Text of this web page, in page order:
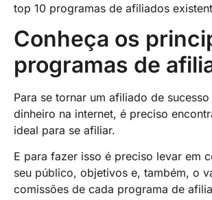
top 10 programas de afiliados
Conheça os
programas de
Para se tornar um afiliado de
dinheiro na internet, é preciso
ideal para se afiliar.
E para fazer isso é preciso levar em
seu público, objetivos e, também, o
comissões de cada programa de